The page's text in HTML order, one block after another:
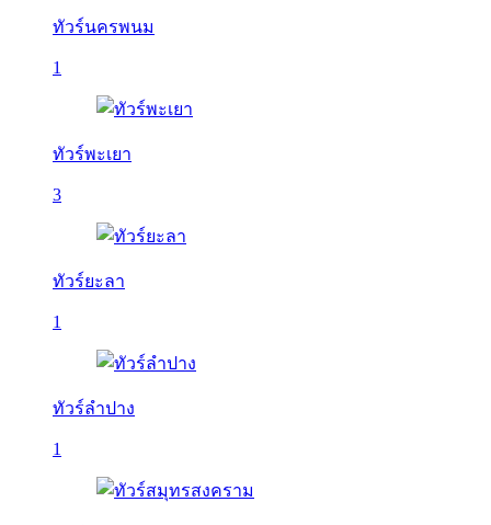
ทัวร์นครพนม
1
ทัวร์พะเยา
3
ทัวร์ยะลา
1
ทัวร์ลำปาง
1